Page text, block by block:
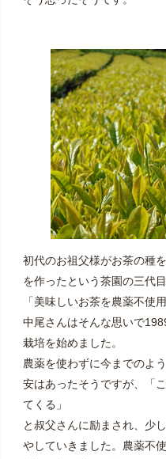
初代のお祖父様がお茶の種
を作ったという茶園の三代
「美味しいお茶を農薬不使
中尾さんはそんな思いで
栽培を始めました。
農薬を使わずに今までのよ
安はあったそうですが、「
てくる」
と叔父さんに励まされ、少
やしていきました。農薬不